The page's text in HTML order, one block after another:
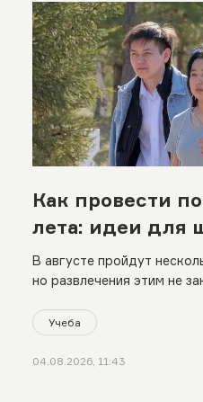
Как провести
лета: идеи для
В августе пройдут
но развлечения этим не
Учеба
04.08.2026, 11:43